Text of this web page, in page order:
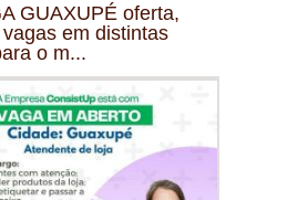
GUAXUPÉ oferta,
em distintas
o m...